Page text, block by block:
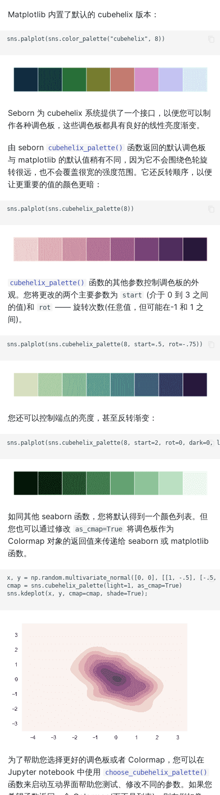
Matplotlib 内置了默认的 cubehelix 版本：
sns.palplot(sns.color_palette("cubehelix", 8))
Seborn 为 cubehelix 系统提供了一个接口，以便您可以制
作各种调色板，这些调色板都具有良好的线性亮度渐变。
由 seborn cubehelix_palette()
函数返回的默认调色板
与 matplotlib 的默认值稍有不同，因为它不会围绕色轮旋
转很远，也不会覆盖很宽的强度范围。它还反转顺序，以便
让更重要的值的颜色更暗：
sns.palplot(sns.cubehelix_palette(8))
cubehelix_palette()
函数的其他参数控制调色板的外
观。您将更改的两个主要参数为
start
(介于 0 到 3 之间
的值)和
rot
—— 旋转次数(任意值，但可能在-1 和 1 之
间)。
sns.palplot(sns.cubehelix_palette(8, start=.5, rot=-.75))
您还可以控制端点的亮度，甚至反转渐变：
sns.palplot(sns.cubehelix_palette(8, start=2, rot=0, dark=0,
如同其他 seaborn 函数，您将默认得到一个颜色列表。但
您也可以通过修改
as_cmap=True 将调色板作为
Colormap 对象的返回值来传递给 seaborn 或 matplotlib
函数。
x, y = np.random.multivariate_normal([0, 0], [[1, -.5], [-.5,
cmap = sns.cubehelix_palette(light=1, as_cmap=True)
sns.kdeplot(x, y, cmap=cmap, shade=True);
为了帮助您选择更好的调色板或者 Colormap，您可以在
Jupyter notebook 中使用
choose_cubehelix_palette()
函数来启动互动界面帮助您测试、修改不同的参数。如果您